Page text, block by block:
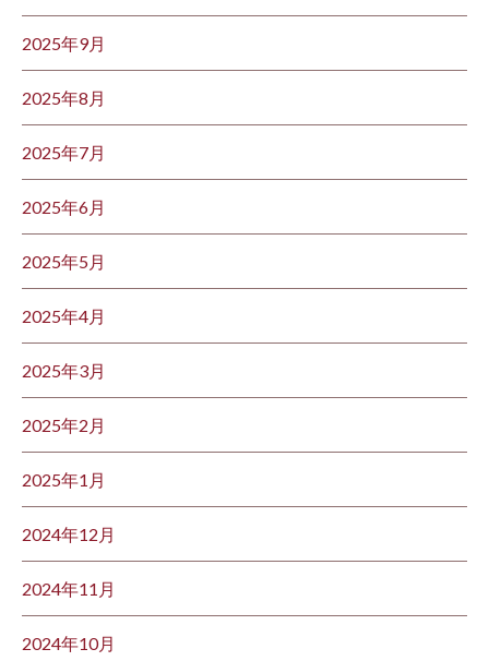
2025年9月
2025年8月
2025年7月
2025年6月
2025年5月
2025年4月
2025年3月
2025年2月
2025年1月
2024年12月
2024年11月
2024年10月